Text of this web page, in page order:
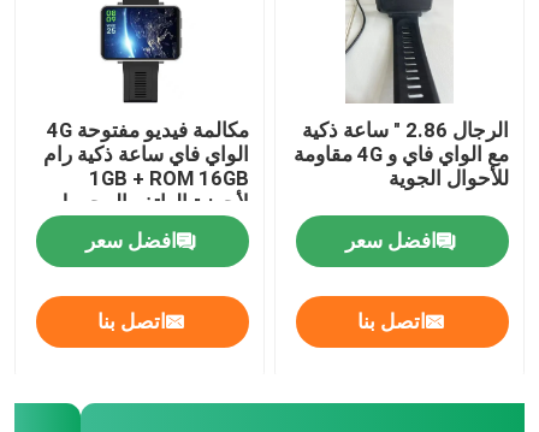
الرجال 2.86 " ساعة ذكية
مع الواي فاي و 4G مقاومة
للأحوال الجوية
افضل سعر
اتصل بنا
مكالمة فيديو مفتوحة 4G
الواي فاي ساعة ذكية رام
1GB + ROM 16GB
لأجهزة الهاتف المحمول
أندرويد IOS
افضل سعر
اتصل بنا